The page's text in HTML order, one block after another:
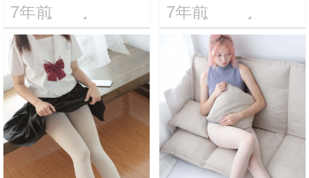
7年前
6 56101
7年前
12 4258